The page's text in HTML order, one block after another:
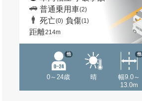
普通乗用車(2)
死亡(0) 負傷(1)
距離214m
0～24歳
他
晴
幅9.0～
13.0m
他